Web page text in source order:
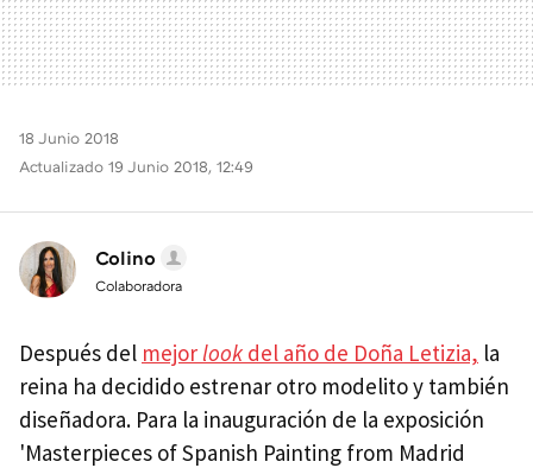
18 Junio 2018
Actualizado 19 Junio 2018, 12:49
Colino
Colaboradora
Después del mejor look del año de Doña Letizia, la
reina ha decidido estrenar otro modelito y también
diseñadora. Para la inauguración de la exposición
'Masterpieces of Spanish Painting from Madrid